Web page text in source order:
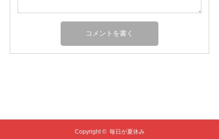
Copyright © 毎日が夏休み